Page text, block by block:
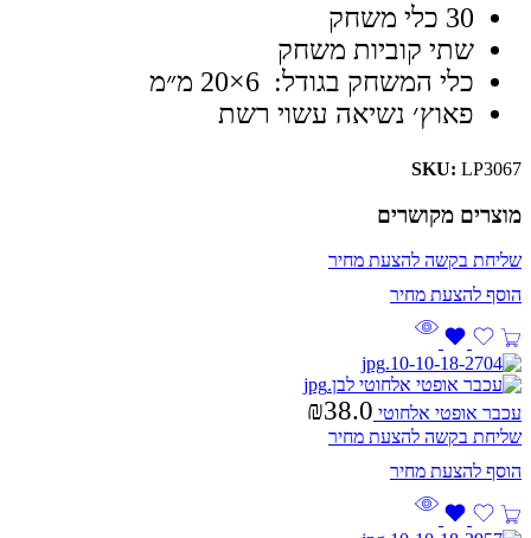
30 כלי משחק
שתי קוביות משחק
כלי המשחק בגודל: 20×6 מ״מ
פאוץ׳ נשיאה עשוי רשת
SKU: LP3067
מוצרים מקושרים
שליחת בקשה להצעת מחיר
עכבר אופטי אלחוטי ₪38.0
שליחת בקשה להצעת מחיר